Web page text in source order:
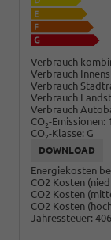
Verbrauch
Verbrauch
Verbrauch
Verbrauch
Verbrauch
CO2-Emissionen:
CO2-Klasse: G
DOWNLOAD
Energiekosten
CO2 Kosten
CO2 Kosten
CO2 Kosten
Jahressteuer: